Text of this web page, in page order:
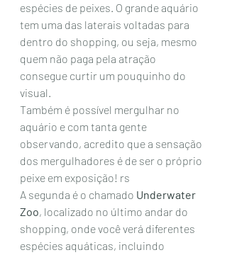
espécies de peixes. O grande aquário
tem uma das laterais voltadas para
dentro do shopping, ou seja, mesmo
quem não paga pela atração
consegue curtir um pouquinho do
visual.
Também é possível mergulhar no
aquário e com tanta gente
observando, acredito que a sensação
dos mergulhadores é de ser o próprio
peixe em exposição! rs
A segunda é o chamado Underwater
Zoo, localizado no último andar do
shopping, onde você verá diferentes
espécies aquáticas, incluindo